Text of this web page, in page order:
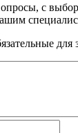
с
для